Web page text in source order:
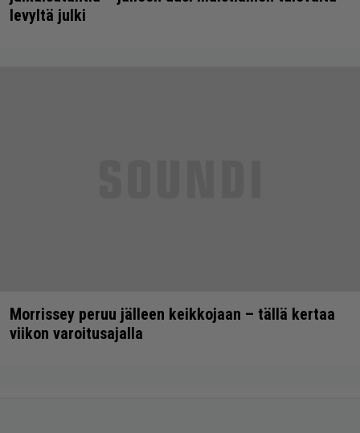
levyltä julki
Morrissey peruu jälleen keikkojaan – tällä kertaa
viikon varoitusajalla